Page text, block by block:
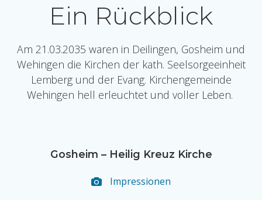
Ein Rückblick
Am 21.03.2035 waren in Deilingen, Gosheim und
Wehingen die Kirchen der kath. Seelsorgeeinheit
Lemberg und der Evang. Kirchengemeinde
Wehingen hell erleuchtet und voller Leben.
Gosheim – Heilig Kreuz Kirche
Impressionen